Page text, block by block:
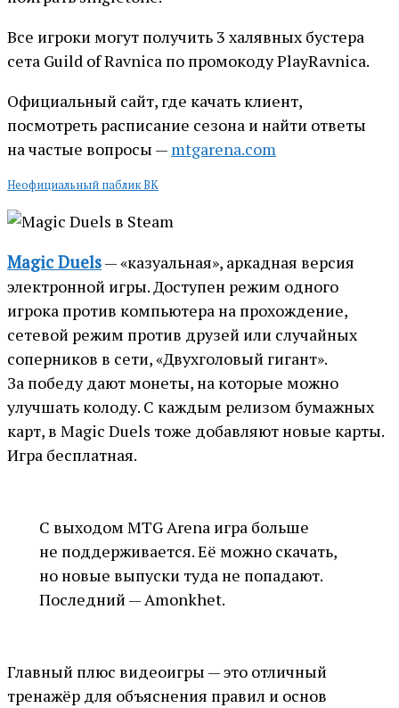
Все игроки могут получить 3 халявных бустера
сета Guild of Ravnica по промокоду PlayRavnica.
Официальный сайт, где качать клиент,
посмотреть расписание сезона и найти ответы
на частые вопросы — mtgarena.com
Неофициальный паблик ВК
Magic Duels— «казуальная», аркадная версия
электронной игры. Доступен режим одного
игрока против компьютера на прохождение,
сетевой режим против друзей или случайных
соперников в сети, «Двухголовый гигант».
За победу дают монеты, на которые можно
улучшать колоду. С каждым релизом бумажных
карт, в Magic Duels тоже добавляют новые карты.
Игра бесплатная.
С выходом MTG Arena игра больше
не поддерживается. Её можно скачать,
но новые выпуски туда не попадают.
Последний — Amonkhet.
Главный плюс видеоигры — это отличный
тренажёр для объяснения правил и основ